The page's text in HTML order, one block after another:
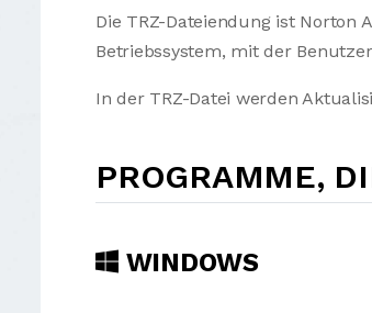
Die TRZ-Dateiendung ist Norton
Betriebssystem, mit der
In der TRZ-Datei werden
PROGRAMME,
WINDOWS